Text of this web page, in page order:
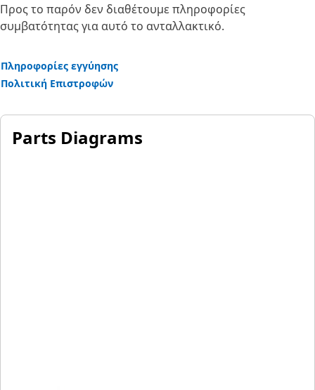
Προς το παρόν δεν διαθέτουμε πληροφορίες
συμβατότητας για αυτό το ανταλλακτικό.
Πληροφορίες εγγύησης
Πολιτική Επιστροφών
Parts Diagrams